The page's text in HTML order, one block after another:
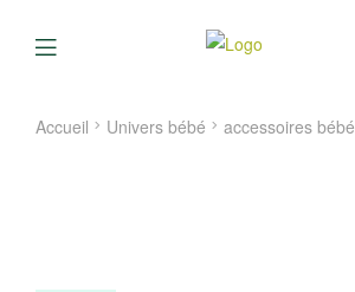
Menu
Accueil Univers bébé accessoires bébé